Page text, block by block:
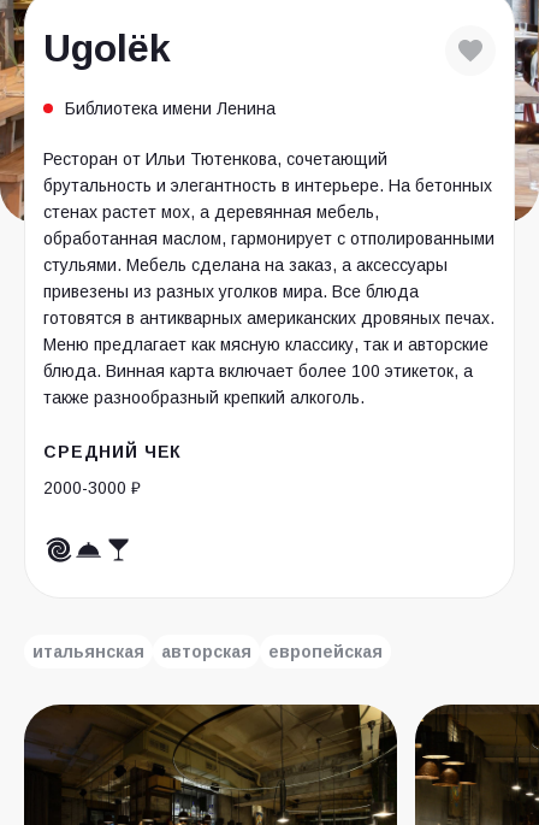
Ugolёk
Библиотека имени Ленина
Ресторан от Ильи Тютенкова, сочетающий
брутальность и элегантность в интерьере. На бетонных
стенах растет мох, а деревянная мебель,
обработанная маслом, гармонирует с отполированными
стульями. Мебель сделана на заказ, а аксессуары
привезены из разных уголков мира. Все блюда
готовятся в антикварных американских дровяных печах.
Меню предлагает как мясную классику, так и авторские
блюда. Винная карта включает более 100 этикеток, а
также разнообразный крепкий алкоголь.
СРЕДНИЙ ЧЕК
2000-3000 ₽
итальянская авторская европейская